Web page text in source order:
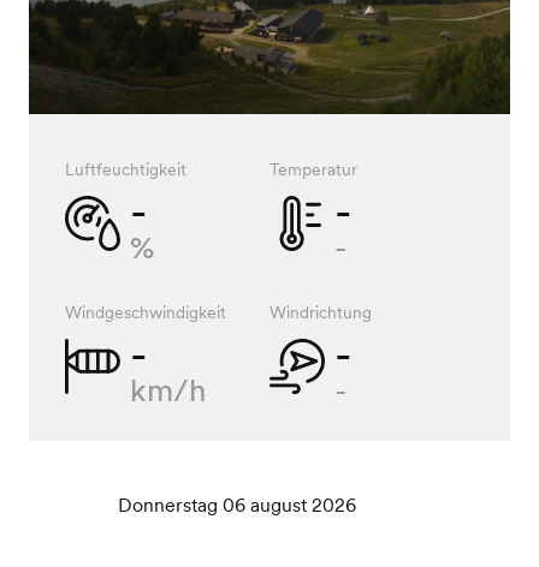
Luftfeuchtigkeit
-
%
Temperatur
-
-
Windgeschwindigkeit
-
km/h
Windrichtung
-
-
Donnerstag 06 august 2026